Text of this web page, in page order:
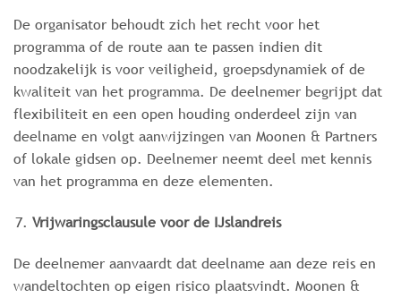
De organisator behoudt zich het recht voor het
programma of de route aan te passen indien dit
noodzakelijk is voor veiligheid, groepsdynamiek of de
kwaliteit van het programma. De deelnemer begrijpt dat
flexibiliteit en een open houding onderdeel zijn van
deelname en volgt aanwijzingen van Moonen & Partners
of lokale gidsen op. Deelnemer neemt deel met kennis
van het programma en deze elementen.
Vrijwaringsclausule voor de IJslandreis
De deelnemer aanvaardt dat deelname aan deze reis en
wandeltochten op eigen risico plaatsvindt. Moonen &